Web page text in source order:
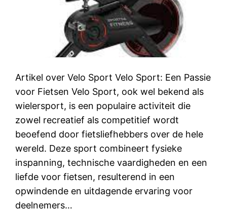
Artikel over Velo Sport Velo Sport: Een Passie
voor Fietsen Velo Sport, ook wel bekend als
wielersport, is een populaire activiteit die
zowel recreatief als competitief wordt
beoefend door fietsliefhebbers over de hele
wereld. Deze sport combineert fysieke
inspanning, technische vaardigheden en een
liefde voor fietsen, resulterend in een
opwindende en uitdagende ervaring voor
deelnemers…